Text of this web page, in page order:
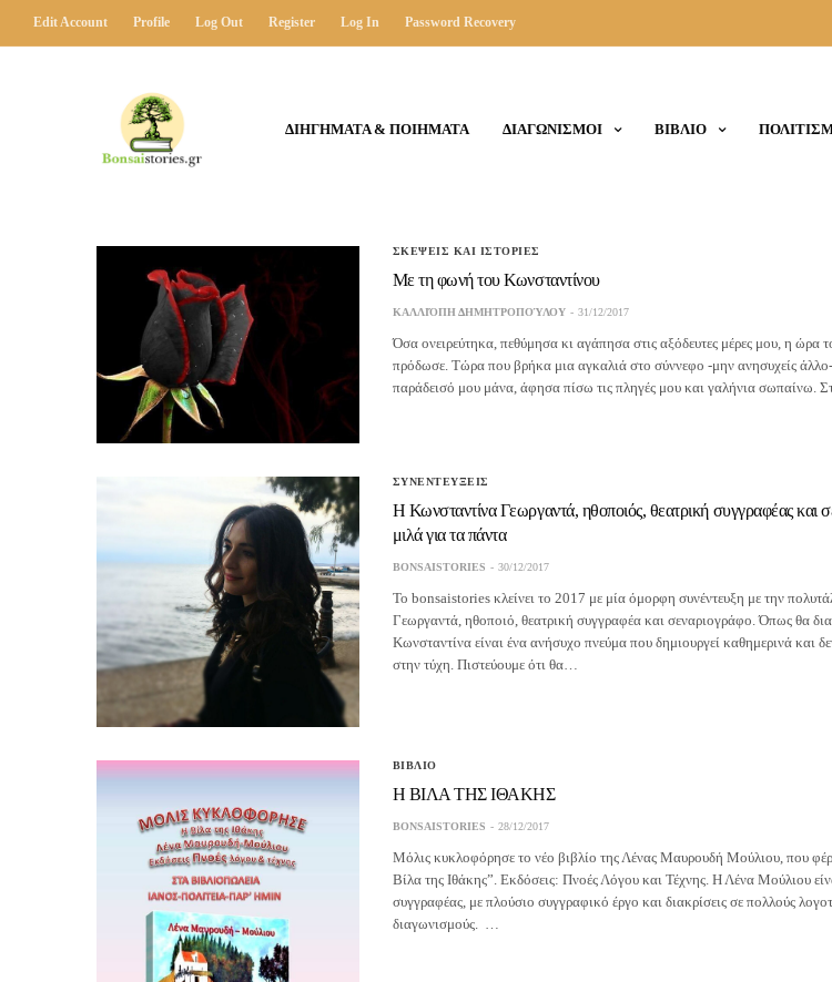
Edit Account Profile Log Out Register Log In Password Recovery
ΔΙΗΓΗΜΑΤΑ & ΠΟΙΗΜΑΤΑ ΔΙΑΓΩΝΙΣΜΟΙ ΒΙΒΛΙΟ
ΣΚΕΨΕΙΣ ΚΑΙ ΙΣΤΟΡΙΕΣ
Με τη φωνή του Κωνσταντίνου
ΚΑΛΛΙΌΠΗ ΔΗΜΗΤΡΟΠΟΎΛΟΥ 31/12/2017
Όσα ονειρεύτηκα, πεθύμησα κι αγάπησα στις αξόδευτες μέρες μου, η ώρα
πρόδωσε. Τώρα που βρήκα μια αγκαλιά στο σύννεφο -μην ανησυχείς άλλο-
παράδεισό μου μάνα, άφησα πίσω τις πληγές μου και γαλήνια σωπαίνω.
ΣΥΝΕΝΤΕΥΞΕΙΣ
Η Κωνσταντίνα Γεωργαντά, ηθοποιός, θεατρική συγγραφέας και
μιλά για τα πάντα
BONSAISTORIES 30/12/2017
To bonsaistories κλείνει το 2017 με μία όμορφη συνέντευξη με την
Γεωργαντά, ηθοποιό, θεατρική συγγραφέα και σεναριογράφο. Όπως θα
Κωνσταντίνα είναι ένα ανήσυχο πνεύμα που δημιουργεί καθημερινά και
στην τύχη. Πιστεύουμε ότι θα…
ΒΙΒΛΙΟ
Η ΒΙΛΑ ΤΗΣ ΙΘΑΚΗΣ
BONSAISTORIES 28/12/2017
Μόλις κυκλοφόρησε το νέο βιβλίο της Λένας Μαυρουδή Μούλιου, που
Βίλα της Ιθάκης”. Εκδόσεις: Πνοές Λόγου και Τέχνης. Η Λένα Μούλιου
συγγραφέας, με πλούσιο συγγραφικό έργο και διακρίσεις σε πολλούς
διαγωνισμούς. …